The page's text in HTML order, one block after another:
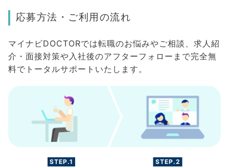
応募方法・ご利用の流れ
マイナビDOCTORでは転職のお悩みやご相談、求人紹
介・面接対策や入社後のアフターフォローまで完全無
料でトータルサポートいたします。
STEP.1 STEP.2